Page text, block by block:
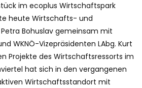
im ecoplus Wirtschaftspark
heute Wirtschafts- und
Bohuslav gemeinsam mit
WKNÖ-Vizepräsidenten LAbg. Kurt
Projekte des Wirtschaftsressorts im
hat sich in den vergangenen
Wirtschaftsstandort mit